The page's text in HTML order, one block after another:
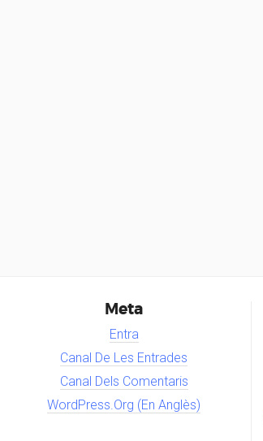
Meta
Entra
Canal De Les Entrades
Canal Dels Comentaris
WordPress.org (en Anglès)